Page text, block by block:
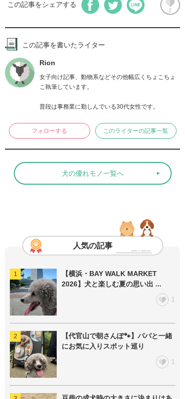
この記事をシェアする
2
この記事を書いたライター
Rion
女子向け記事、動物系などその他幅広くちょこちょ
こ執筆しています。
普段は事務業に勤しんでいる30代女性です。
フォローする このライターの記事一覧
犬の優れモノ一覧へ
人気の記事
【横浜・BAY WALK MARKET
2026】犬と楽しむ夏の思い出 ...
1
【代官山で朝さんぽ🐾】パパと一緒
にお気に入りスポット巡り
1